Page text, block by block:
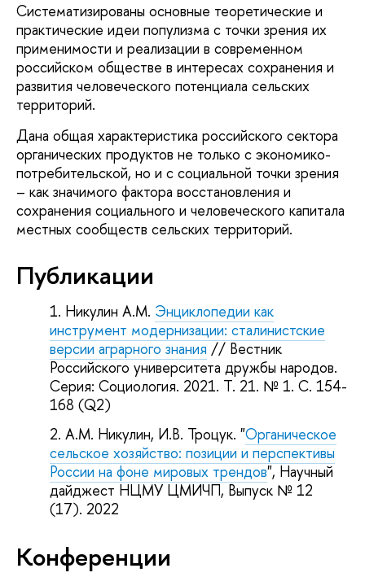
Систематизированы основные теоретические и
практические идеи популизма с точки зрения их
применимости и реализации в современном
российском обществе в интересах сохранения и
развития человеческого потенциала сельских
территорий.
Дана общая характеристика российского сектора
органических продуктов не только с экономико-
потребительской, но и с социальной точки зрения
– как значимого фактора восстановления и
сохранения социального и человеческого капитала
местных сообществ сельских территорий.
Публикации
Никулин А.М. Энциклопедии как
инструмент модернизации: сталинистские
версии аграрного знания // Вестник
Российского университета дружбы народов.
Серия: Социология. 2021. Т. 21. № 1. С. 154-
168 (Q2)
А.М. Никулин, И.В. Троцук. "Органическое
сельское хозяйство: позиции и перспективы
России на фоне мировых трендов", Научный
дайджест НЦМУ ЦМИЧП, Выпуск № 12
(17). 2022
Конференции